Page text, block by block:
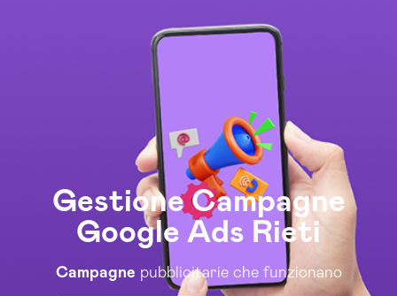
Gestione Campagne
Google Ads Rieti
Campagne pubblicitarie che funzionano